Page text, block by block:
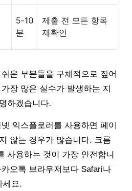
5-10
분
제출 전 모든 항목
재확인
운 부분들을 구체적으로 짚어
장 많은 실수가 발생하는 지
하겠습니다.
익스플로러를 사용하면 페이
않는 경우가 많습니다. 크롬
사용하는 것이 가장 안전합니
오톡 브라우저보다 Safari나
세요.